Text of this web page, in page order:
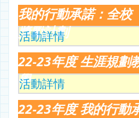
我的行動承諾：全校
獎勵計劃
活動詳情
22-23年度 生涯規劃
學
活動詳情
22-23年度 我的行動